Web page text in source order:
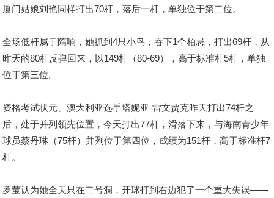
厦门姑娘刘艳同样打出70杆，落后一杆，单独位于第二位。
全场低杆属于隋响，她抓到4只小鸟，吞下1个柏忌，打出69杆，从
昨天的80杆反弹回来，以149杆（80-69），高于标准杆5杆，单独
位于第三位。
资格考试状元、澳大利亚选手塔妮亚-雷文贾克昨天打出74杆之
后，处于并列领先位置，今天打出77杆，滑落下来，与海南青少年
球员蔡丹琳（75杆）并列位于第四位，成绩为151杆，高于标准杆7
杆。
罗莹认为她全天只在二号洞，开球打到右边犯了一个重大失误——